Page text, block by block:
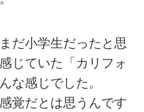
だ小学生だったと思
じていた「カリフォ
な感じでした。
覚だとは思うんです